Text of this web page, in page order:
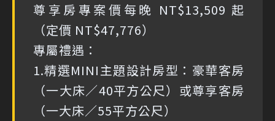
尊享房專案價每晚 NT$13,509 起
（定價 NT$47,776）
專屬禮遇：
1.精選MINI主題設計房型：豪華客房
（一大床／40平方公尺）或尊享客房
（一大床／55平方公尺）